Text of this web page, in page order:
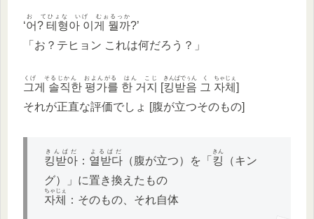
‘어? 테형아 이게 뭘까
お てひょな いげ むぉるっか
?’
「お？テヒョン これは何だろう？」
그게 솔직한 평가를 한 거지
くげ そるじかん およんがる はん こじ
[킹받음 그 자체
きんばでぅん く ちゃじぇ
]
それが正直な評価でしょ [腹が立つそのもの]
킹받아
きんぱだ
： 열받다
よるぱだ
（腹が立つ）を「 킹
きん
（キン
グ）」に置き換えたもの
자체
ちゃじぇ
：そのもの、それ自体